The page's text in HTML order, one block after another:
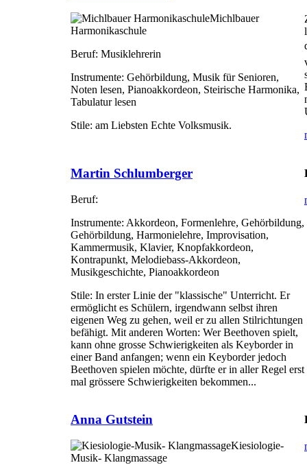
Michlbauer
Harmonikaschule
Beruf: Musiklehrerin
Instrumente: Gehörbildung, Musik für Senioren,
Noten lesen, Pianoakkordeon, Steirische Harmonika,
Tabulatur lesen
Stile: am Liebsten Echte Volksmusik.
Martin Schlumberger
Beruf:
Instrumente: Akkordeon, Formenlehre, Gehörbildung,
Gehörbildung, Harmonielehre, Improvisation,
Kammermusik, Klavier, Knopfakkordeon,
Kontrapunkt, Melodiebass-Akkordeon,
Musikgeschichte, Pianoakkordeon
Stile: In erster Linie der "klassische" Unterricht. Er
ermöglicht es Schülern, irgendwann selbst ihren
eigenen Weg zu gehen, weil er zu allen Stilrichtungen
befähigt. Mit anderen Worten: Wer Beethoven spielt,
kann ohne grosse Schwierigkeiten als Keyborder in
einer Band anfangen; wenn ein Keyborder jedoch
Beethoven spielen möchte, dürfte er in aller Regel erst
mal grössere Schwierigkeiten bekommen...
Anna Gutstein
Kiesiologie-
Musik- Klangmassage